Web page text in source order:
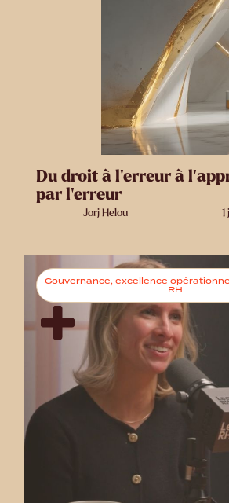
Du droit à l’erreur à
par l’erreur
Jorj Helou
Gouvernance, excellence
RH